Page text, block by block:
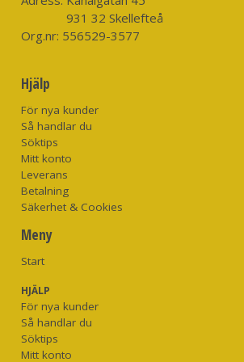
931 32 Skellefteå
Org.nr: 556529-3577
Hjälp
För nya kunder
Så handlar du
Söktips
Mitt konto
Leverans
Betalning
Säkerhet & Cookies
Meny
Start
HJÄLP
För nya kunder
Så handlar du
Söktips
Mitt konto